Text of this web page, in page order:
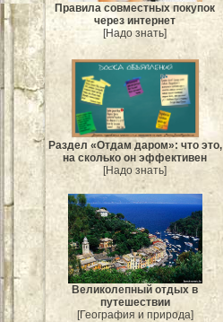
Правила совместных покупок
через интернет
[Надо знать]
Раздел «Отдам даром»: что это,
на сколько он эффективен
[Надо знать]
Великолепный отдых в
путешествии
[География и природа]